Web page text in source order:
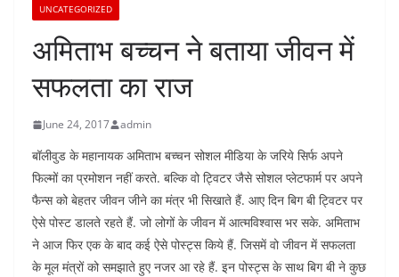
UNCATEGORIZED
अमिताभ बच्चन ने बताया जीवन में
सफलता का राज
June 24, 2017 admin
बॉलीवुड के महानायक अमिताभ बच्चन सोशल मीडिया के जरिये सिर्फ अपने
फिल्मों का प्रमोशन नहीं करते. बल्कि वो ट्विटर जैसे सोशल प्लेटफार्म पर अपने
फैन्स को बेहतर जीवन जीने का मंत्र भी सिखाते हैं. आए दिन बिग बी ट्विटर पर
ऐसे पोस्ट डालते रहते हैं. जो लोगों के जीवन में आत्मविश्वास भर सके. अमिताभ
ने आज फिर एक के बाद कई ऐसे पोस्ट्स किये हैं. जिसमें वो जीवन में सफलता
के मूल मंत्रों को समझाते हुए नजर आ रहे हैं. इन पोस्ट्स के साथ बिग बी ने कुछ